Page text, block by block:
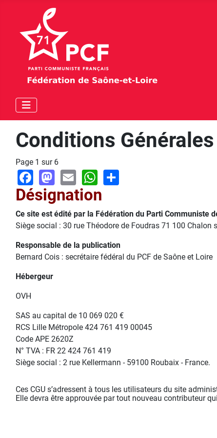
Conditions
Page 1 sur 6
Facebook
Mastodon
EmailWhatsApp
Désignation
Ce site est édité par la Fédération du Parti Communiste
Siège social : 30 rue Théodore de Foudras 71 100 Chalon
Responsable de la publication
Bernard Cois : secrétaire fédéral du PCF de Saône et Loire
Hébergeur
OVH
SAS au capital de 10 069 020 €
RCS Lille Métropole 424 761 419 00045
Code APE 2620Z
N° TVA : FR 22 424 761 419
Siège social : 2 rue Kellermann - 59100 Roubaix - France.
Ces CGU s’adressent à tous les utilisateurs du site
Elle devra être approuvée par tout nouveau contributeur